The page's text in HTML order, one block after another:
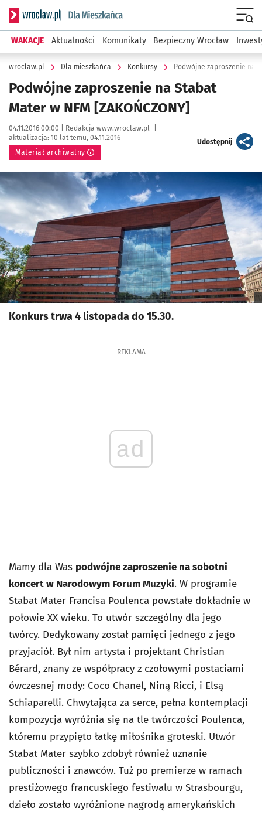
Serwis informacyjny wroclaw.pl podserwis: Dla mieszkańca
WAKACJE Aktualności Komunikaty Bezpieczny Wrocław
wroclaw.pl Dla mieszkańca Konkursy Podwójne zaproszenie na
Podwójne zaproszenie na Stabat
Mater w NFM [ZAKOŃCZONY]
Data publikacji:
04.11.2016 00:00 | Autor:
Redakcja www.wroclaw.pl
aktualizacja: 10 lat temu, 04.11.2016
Materiał archiwalny
Udostępnijartykuł
Kliknij, aby powiększyć
Konkurs trwa 4 listopada do 15.30.
REKLAMA
ad
Mamy dla Was podwójne zaproszenie na sobotni
koncert w Narodowym Forum Muzyki. W programie
Stabat Mater Francisa Poulenca powstałe dokładnie w
połowie XX wieku. To utwór szczególny dla jego
twórcy. Dedykowany został pamięci jednego z jego
przyjaciół. Był nim artysta i projektant Christian
Bérard, znany ze współpracy z czołowymi postaciami
ówczesnej mody: Coco Chanel, Niną Ricci, i Elsą
Schiaparelli. Chwytająca za serce, pełna kontemplacji
kompozycja wyróżnia się na tle twórczości Poulenca,
któremu przypięto łatkę miłośnika groteski. Utwór
Stabat Mater szybko zdobył również uznanie
publiczności i znawców. Tuż po premierze w ramach
prestiżowego francuskiego festiwalu w Strasbourgu,
dzieło zostało wyróżnione nagrodą amerykańskich